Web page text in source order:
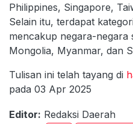
Philippines, Singapore,
Selain itu, terdapat
mencakup negara-negara
Mongolia, Myanmar, dan
Tulisan ini telah tayang di
pada 03 Apr 2025
Editor: Redaksi Daerah